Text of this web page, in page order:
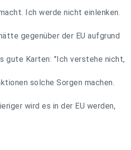
Ich werde nicht einlenken.
gegenüber der EU aufgrund
gute Karten: "Ich verstehe nicht,
solche Sorgen machen.
wird es in der EU werden,